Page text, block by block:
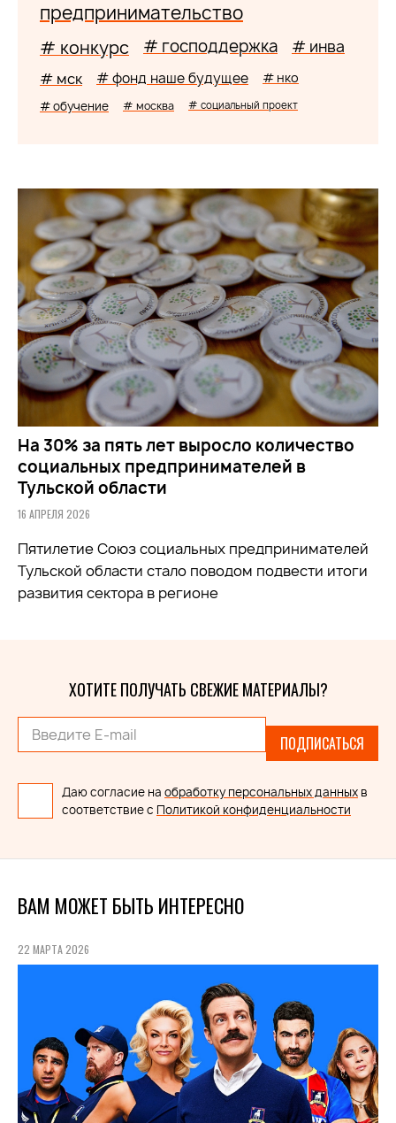
предпринимательство
# конкурс # господдержка # инва
# мск # фонд наше будущее # нко
# обучение # москва # социальный проект
На 30% за пять лет выросло количество
социальных предпринимателей в
Тульской области
16 АПРЕЛЯ 2026
Пятилетие Союз социальных предпринимателей
Тульской области стало поводом подвести итоги
развития сектора в регионе
ХОТИТЕ ПОЛУЧАТЬ СВЕЖИЕ МАТЕРИАЛЫ?
ПОДПИСАТЬСЯ
Даю согласие на обработку персональных данных в
соответствие с Политикой конфиденциальности
ВАМ МОЖЕТ БЫТЬ ИНТЕРЕСНО
22 МАРТА 2026